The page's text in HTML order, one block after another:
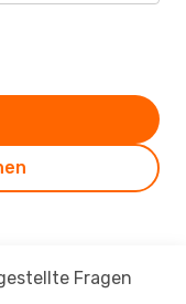
Fragen